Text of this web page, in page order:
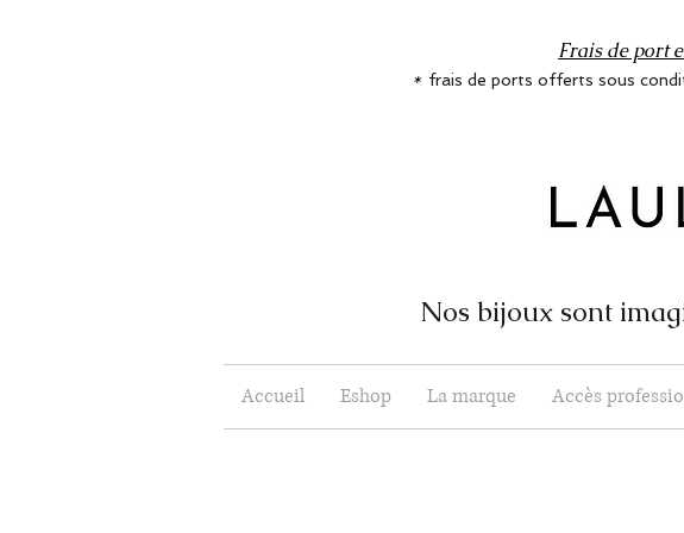
Frais de port
* frais de ports offerts sous
Nos bijoux sont
Accueil Eshop La marque Accès